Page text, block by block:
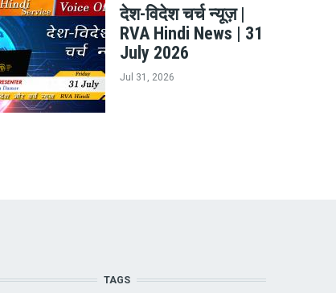
देश-विदेश चर्च न्यूज़ |
RVA Hindi News | 31
July 2026
Jul 31, 2026
TAGS